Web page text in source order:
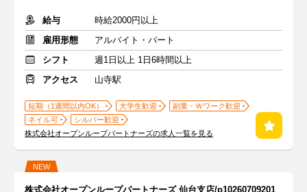
給与
時給2000円以上
雇用形態
アルバイト・パート
シフト
週1日以上 1日6時間以上
アクセス
山寺駅
短期（1週間以内OK） 大学生歓迎
副業・Ｗワーク歓迎
ネイル可
シルバー歓迎
株式会社オープンループパートナーズの求人一覧を見る
NEW
株式会社オープンループパートナーズ 仙台支店/p10260709201